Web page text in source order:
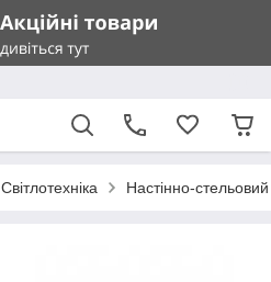
Світлотехніка Настінно-